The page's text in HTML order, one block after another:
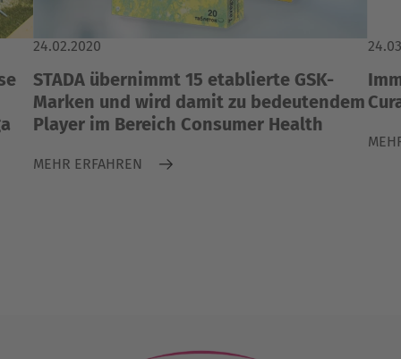
24.02.2020
STADA übernimmt 15 etablierte GSK-
Marken und wird damit zu bedeutendem
Player im Bereich Consumer Health
MEHR ERFAHREN